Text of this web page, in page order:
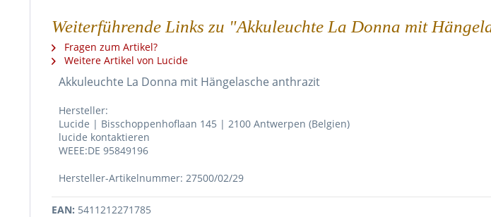
Weiterführende Links zu "Akkuleuchte La Donna mit
Fragen zum Artikel?
Weitere Artikel von Lucide
Akkuleuchte La Donna mit Hängelasche anthrazit
Hersteller:
Lucide | Bisschoppenhoflaan 145 | 2100 Antwerpen (Belgien)
lucide kontaktieren
WEEE:DE 95849196
Hersteller-Artikelnummer: 27500/02/29
EAN: 5411212271785